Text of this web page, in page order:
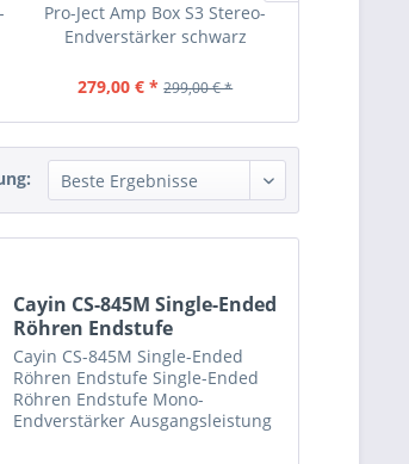
Pro-Ject Amp Box S3 Stereo-
Endverstärker schwarz
279,00 € * 299,00 € *
Cayin CS-845M Single-Ended
Röhren Endstufe
Cayin CS-845M Single-Ended
Röhren Endstufe Single-Ended
Röhren Endstufe Mono-
Endverstärker Ausgangsleistung